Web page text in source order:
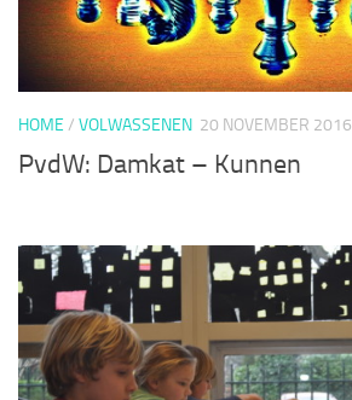
HOME / VOLWASSENEN 20 NOVEMBER 2016
PvdW: Damkat – Kunnen